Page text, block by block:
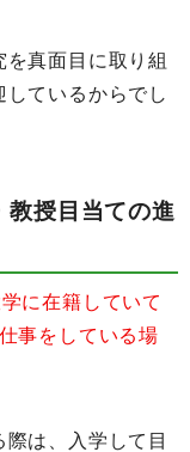
真面目に取り組
ているからでし
教授目当ての進
に在籍していて
事をしている場
は、入学して目